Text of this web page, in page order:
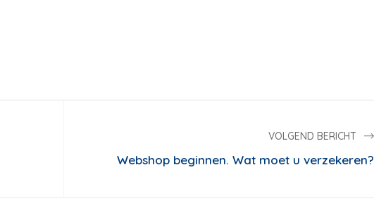
VOLGEND BERICHT
Webshop beginnen. Wat moet u verzekeren?